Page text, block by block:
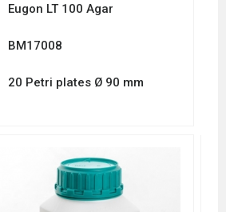
Eugon LT 100 Agar
BM17008
20 Petri plates Ø 90 mm